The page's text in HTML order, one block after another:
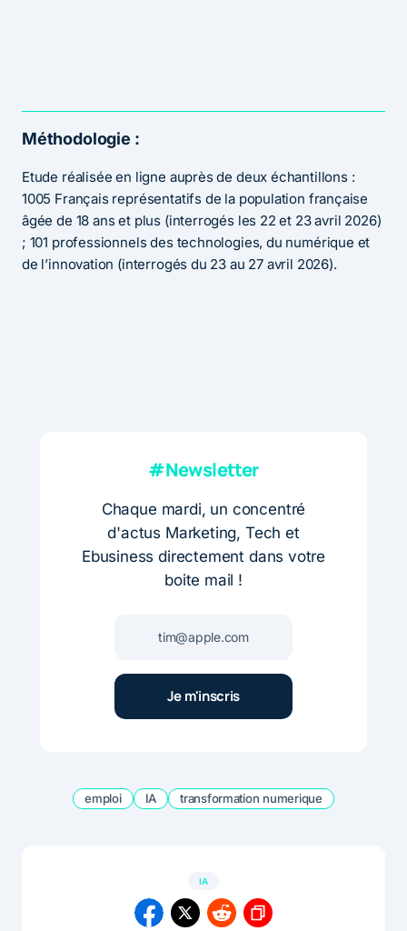
Méthodologie :
Etude réalisée en ligne auprès de deux échantillons :
1005 Français représentatifs de la population française
âgée de 18 ans et plus (interrogés les 22 et 23 avril 2026)
; 101 professionnels des technologies, du numérique et
de l’innovation (interrogés du 23 au 27 avril 2026).
#Newsletter
Chaque mardi, un concentré
d'actus Marketing, Tech et
Ebusiness directement dans votre
boite mail !
emploi IA transformation numerique
IA